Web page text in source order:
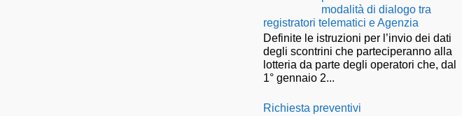
modalità di dialogo tra
registratori telematici e Agenzia
Definite le istruzioni per l’invio dei dati
degli scontrini che parteciperanno alla
lotteria da parte degli operatori che, dal
1° gennaio 2...
Richiesta preventivi